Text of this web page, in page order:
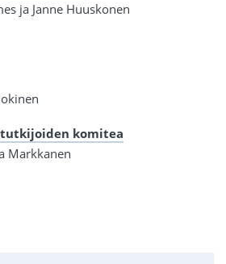
ja Janne Huuskonen
komitea
Markkanen